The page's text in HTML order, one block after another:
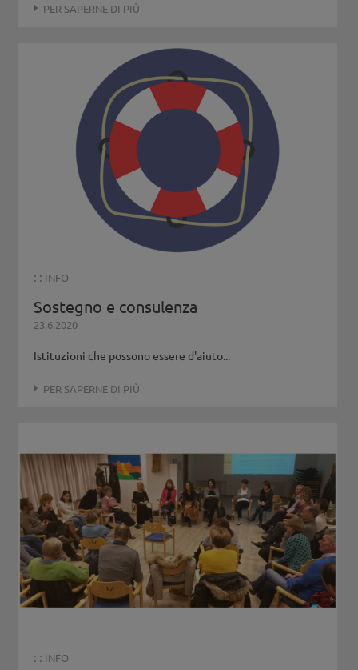
PER SAPERNE DI PIÙ
: : INFO
Sostegno e consulenza
23.6.2020
Istituzioni che possono essere d'aiuto...
PER SAPERNE DI PIÙ
: : INFO